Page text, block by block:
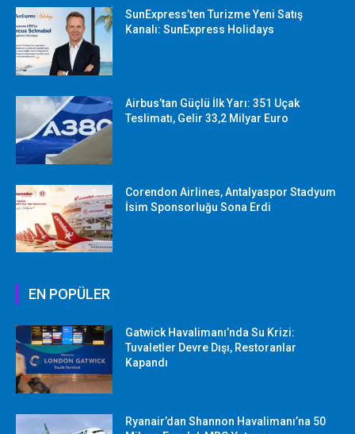
SunExpress’ten Turizme Yeni Satış
Kanalı: SunExpress Holidays
Airbus’tan Güçlü İlk Yarı: 351 Uçak
Teslimatı, Gelir 33,2 Milyar Euro
Corendon Airlines, Antalyaspor Stadyum
İsim Sponsorluğu Sona Erdi
EN POPÜLER
Gatwick Havalimanı’nda Su Krizi:
Tuvaletler Devre Dışı, Restoranlar
Kapandı
Ryanair’dan Shannon Havalimanı’na 50